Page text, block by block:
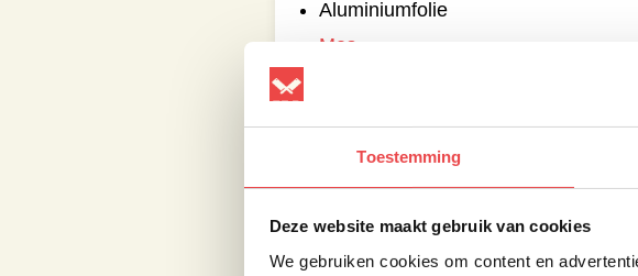
Toestemming
Deze website maakt gebruik van cookies
We gebruiken cookies om content en
Aluminiumfolie
Mes
Bereid de BBQ voor met één helft voor
hitte en de andere helft voor indirecte
breng de dome-temperatuur naar 120